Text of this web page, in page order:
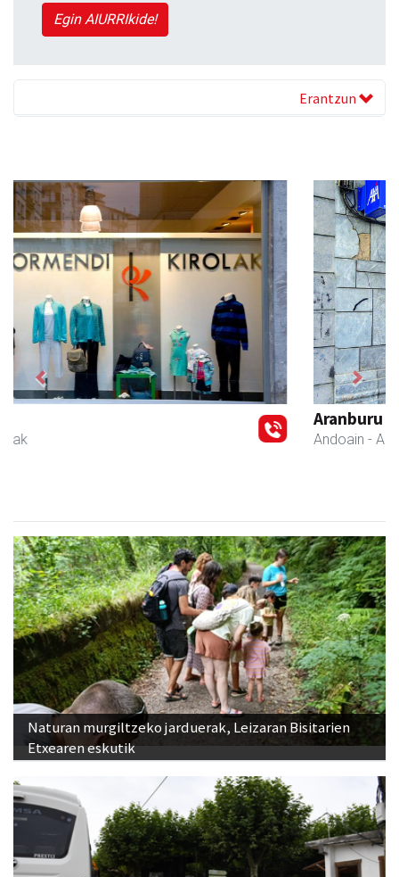
Egin AIURRIkide!
Erantzun
Andoain
Previous Next
Naturan murgiltzeko jarduerak, Leizaran Bisitarien
Etxearen eskutik